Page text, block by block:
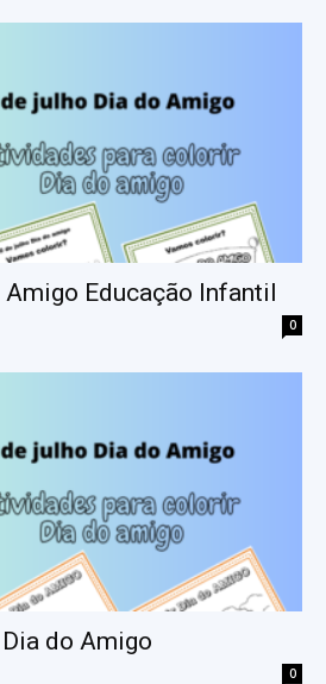
Educação Infantil
0
do Amigo
0